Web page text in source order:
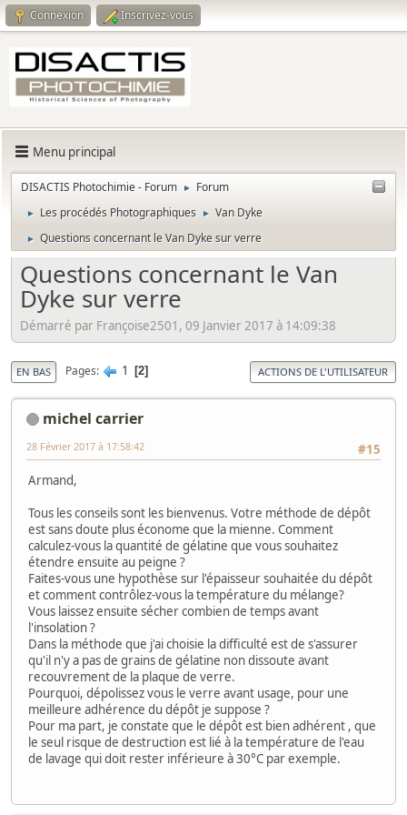
Connexion Inscrivez-vous
Menu principal
DISACTIS Photochimie - Forum ► Forum
► Les procédés Photographiques ► Van Dyke
► Questions concernant le Van Dyke sur verre
Questions concernant le Van
Dyke sur verre
Démarré par Françoise2501, 09 Janvier 2017 à 14:09:38
EN BAS Pages 1 2 ACTIONS DE L'UTILISATEUR
michel carrier
#15
28 Février 2017 à 17:58:42
Armand,
Tous les conseils sont les bienvenus. Votre méthode de dépôt
est sans doute plus économe que la mienne. Comment
calculez-vous la quantité de gélatine que vous souhaitez
étendre ensuite au peigne ?
Faites-vous une hypothèse sur l'épaisseur souhaitée du dépôt
et comment contrôlez-vous la température du mélange?
Vous laissez ensuite sécher combien de temps avant
l'insolation ?
Dans la méthode que j'ai choisie la difficulté est de s'assurer
qu'il n'y a pas de grains de gélatine non dissoute avant
recouvrement de la plaque de verre.
Pourquoi, dépolissez vous le verre avant usage, pour une
meilleure adhérence du dépôt je suppose ?
Pour ma part, je constate que le dépôt est bien adhérent , que
le seul risque de destruction est lié à la température de l'eau
de lavage qui doit rester inférieure à 30°C par exemple.